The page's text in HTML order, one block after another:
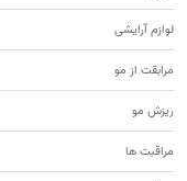
لوازم آرایشی
مرابقت از مو
ریزش مو
مراقبت ها